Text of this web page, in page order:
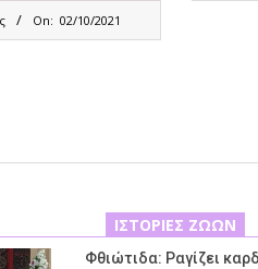
On: 02/10/2021
ΙΣΤΟΡΊΕΣ ΖΏΩΝ
Φθιώτιδα: Ραγίζει